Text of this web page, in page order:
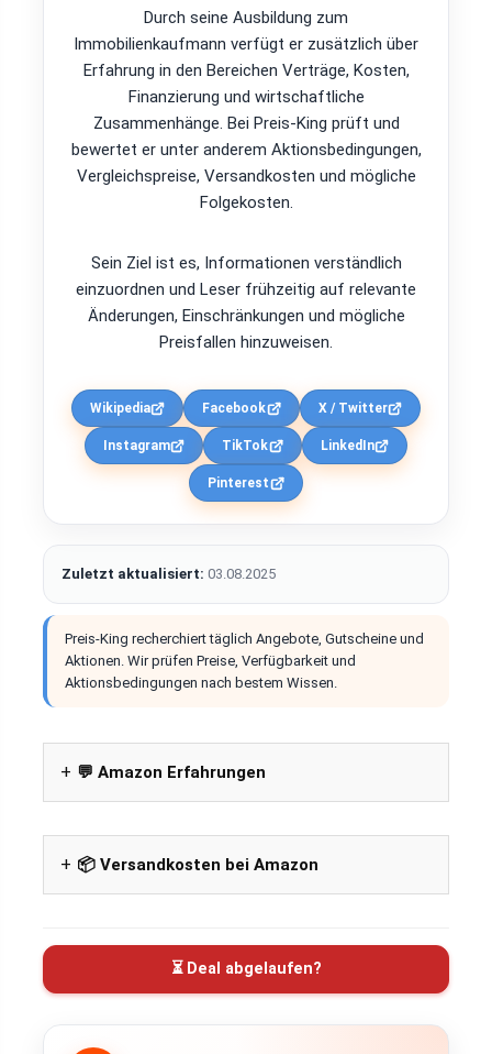
Durch seine Ausbildung zum
Immobilienkaufmann verfügt er zusätzlich über
Erfahrung in den Bereichen Verträge, Kosten,
Finanzierung und wirtschaftliche
Zusammenhänge. Bei Preis-King prüft und
bewertet er unter anderem Aktionsbedingungen,
Vergleichspreise, Versandkosten und mögliche
Folgekosten.
Sein Ziel ist es, Informationen verständlich
einzuordnen und Leser frühzeitig auf relevante
Änderungen, Einschränkungen und mögliche
Preisfallen hinzuweisen.
Wikipedia Facebook X / Twitter
Instagram TikTok LinkedIn
Pinterest
Zuletzt aktualisiert: 03.08.2025
Preis-King recherchiert täglich Angebote, Gutscheine und
Aktionen. Wir prüfen Preise, Verfügbarkeit und
Aktionsbedingungen nach bestem Wissen.
💬 Amazon Erfahrungen
📦 Versandkosten bei Amazon
⏳ Deal abgelaufen?